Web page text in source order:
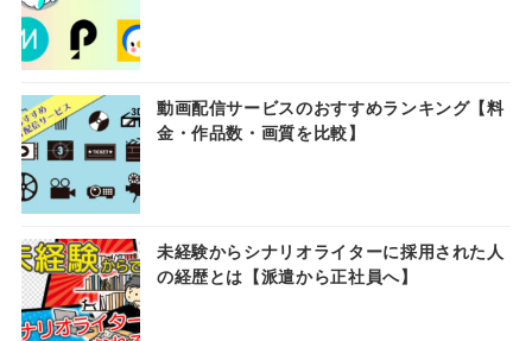
動画配信サービスのおすすめランキング【料
金・作品数・画質を比較】
未経験からシナリオライターに採用された人
の経歴とは【派遣から正社員へ】